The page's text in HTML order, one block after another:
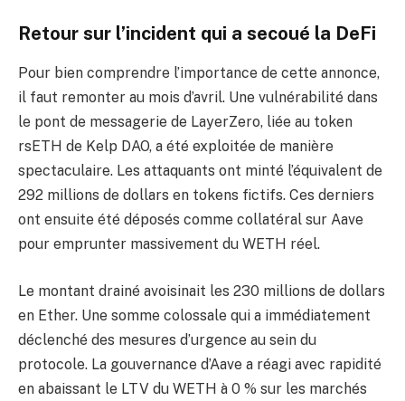
Retour sur l’incident qui a secoué la DeFi
Pour bien comprendre l’importance de cette annonce,
il faut remonter au mois d’avril. Une vulnérabilité dans
le pont de messagerie de LayerZero, liée au token
rsETH de Kelp DAO, a été exploitée de manière
spectaculaire. Les attaquants ont minté l’équivalent de
292 millions de dollars en tokens fictifs. Ces derniers
ont ensuite été déposés comme collatéral sur Aave
pour emprunter massivement du WETH réel.
Le montant drainé avoisinait les 230 millions de dollars
en Ether. Une somme colossale qui a immédiatement
déclenché des mesures d’urgence au sein du
protocole. La gouvernance d’Aave a réagi avec rapidité
en abaissant le LTV du WETH à 0 % sur les marchés